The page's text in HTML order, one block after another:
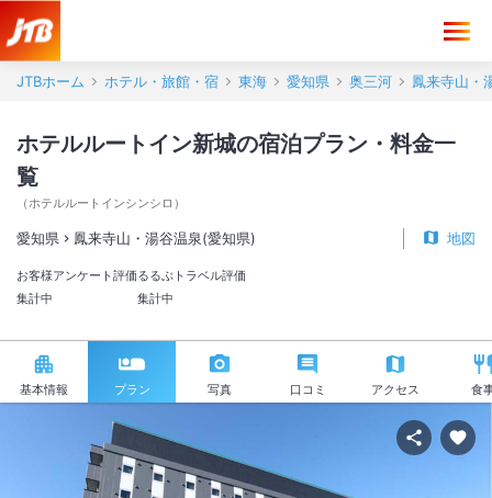
JTBホーム ホテル・旅館・宿 東海 愛知県 奥三河 鳳来寺山・
ホテルルートイン新城の宿泊プラン・料金一
覧
（ホテルルートインシンシロ ）
愛知県 鳳来寺山・湯谷温泉(愛知県) 地図
お客様アンケート評価
集計中
るるぶトラベル評価
集計中
基本情報 プラン 写真 口コミ アクセス 食